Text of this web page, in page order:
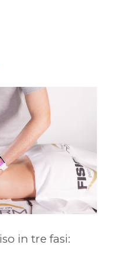
in tre fasi: